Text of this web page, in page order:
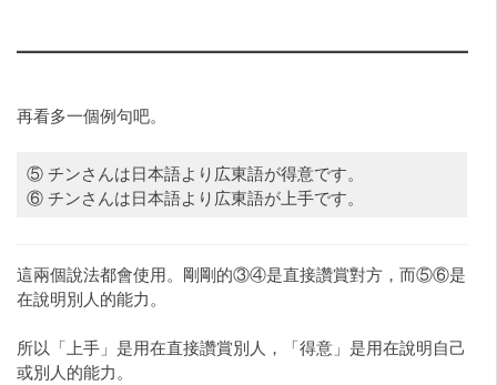
再看多一個例句吧。
⑤ チンさんは日本語より広東語が得意です。
⑥ チンさんは日本語より広東語が上手です。
這兩個說法都會使用。剛剛的③④是直接讚賞對方，而⑤⑥是
在說明別人的能力。
所以「上手」是用在直接讚賞別人，「得意」是用在說明自己
或別人的能力。